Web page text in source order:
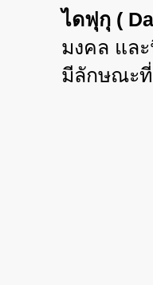
ไดฟุกุ (
มงคล แล
มีลักษณะที่